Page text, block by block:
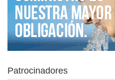
Patrocinadores